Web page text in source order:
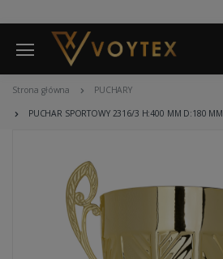
Strona główna PUCHARY
PUCHAR SPORTOWY 2316/3 H:400 MM D:180 MM